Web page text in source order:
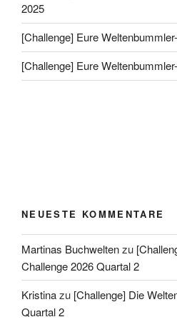
2025
[Challenge] Eure
[Challenge] Eure
NEUESTE KOMMENTARE
Martinas Buchweltenzu
Challenge 2026 Quartal 2
Kristinazu [Challenge] Die
Quartal 2